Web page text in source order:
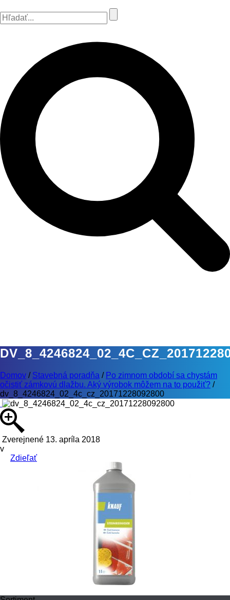
Domov / Stavebná poradňa / Po zimnom období sa chystám
očistiť zámkovú dlažbu. Aký výrobok môžem na to použiť? /
dv_8_4246824_02_4c_cz_20171228092800
Zverejnené 13. apríla 2018
v
Zdieľať